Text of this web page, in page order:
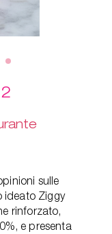
2
sulle
ideato Ziggy
rinforzato,
e presenta